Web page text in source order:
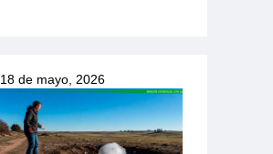
18 de mayo, 2026